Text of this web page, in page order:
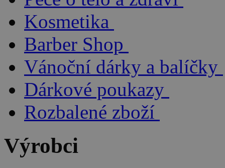
Kosmetika
Barber Shop
Vánoční dárky a balíčky
Dárkové poukazy
Rozbalené zboží
Výrobci